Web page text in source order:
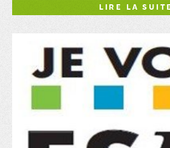
LIRE LA SUITE